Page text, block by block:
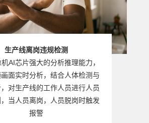
生产线离岗违规检测
AI芯片强大的分析推理能力，
面实时分析，结合人体检测与
对生产线的工作人员进行人员
当人员离岗，人员脱岗时触发
报警